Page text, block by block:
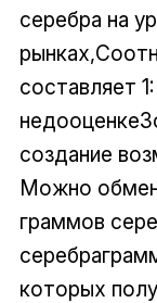
серебра на
составляет
создание
Можно
граммов
которых